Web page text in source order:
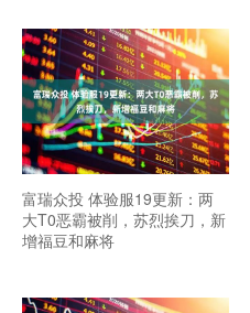
富瑞众投 体验服19更新：两
大T0恶霸被削，苏烈挨刀，新
增福豆和麻将